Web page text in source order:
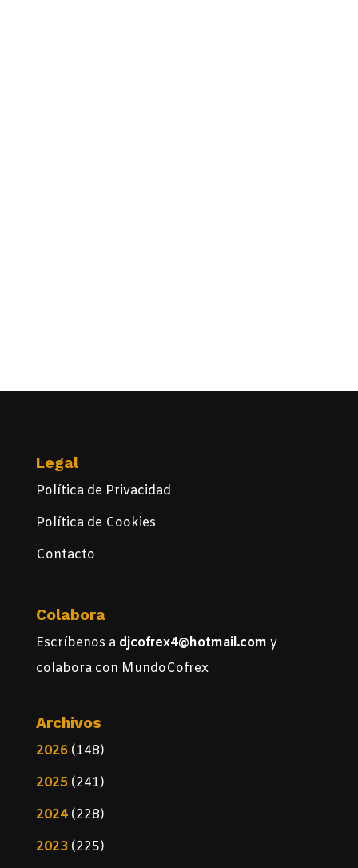
Legal
Política de Privacidad
Política de Cookies
Contacto
Colabora
Escríbenos a djcofrex4@hotmail.com y
colabora con MundoCofrex
Archivos
2026(148)
2025(241)
2024(228)
2023(225)